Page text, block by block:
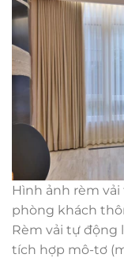
Hình ảnh rèm
phòng khách
Rèm vải tự động
tích hợp mô-tơ